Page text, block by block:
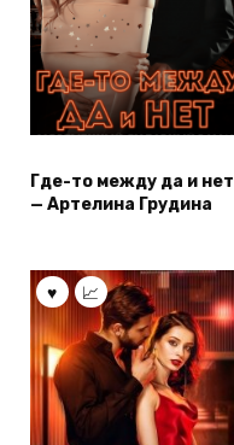
Где-то между да и нет
— Артелина Грудина